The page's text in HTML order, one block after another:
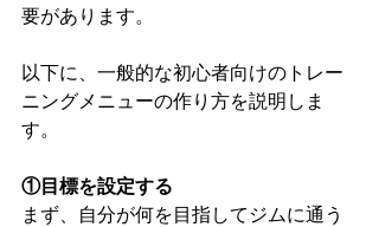
要があります。
以下に、一般的な初心者向けのトレー
ニングメニューの作り方を説明しま
す。
①目標を設定する
まず、自分が何を目指してジムに通う